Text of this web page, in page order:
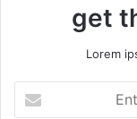
get
Lorem
your